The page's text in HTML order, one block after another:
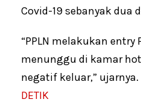
Covid-19 sebanyak dua
“PPLN melakukan entry
menunggu di kamar
negatif keluar,” ujarnya.
DETIK